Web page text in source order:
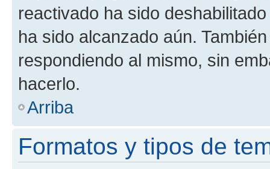
reactivado ha sido
ha sido alcanzado aún.
respondiendo al mismo, sin
hacerlo.
Arriba
Formatos y tipos de